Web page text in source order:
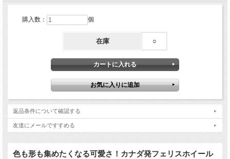
購入数： 個
在庫 ○
返品条件について確認する
友達にメールですすめる
色も形も集めたくなる可愛さ！カナダ発フェリスホイール